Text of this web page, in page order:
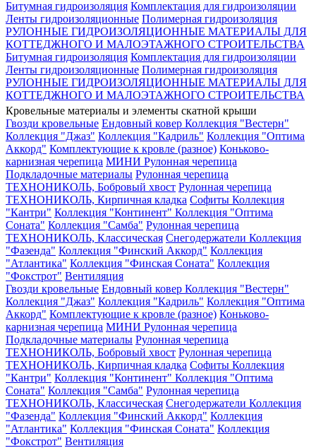
Битумная гидроизоляция Комплектация для гидроизоляции
Ленты гидроизоляционные Полимерная гидроизоляция
РУЛОННЫЕ ГИДРОИЗОЛЯЦИОННЫЕ МАТЕРИАЛЫ ДЛЯ
КОТТЕДЖНОГО И МАЛОЭТАЖНОГО СТРОИТЕЛЬСТВА
Битумная гидроизоляция Комплектация для гидроизоляции
Ленты гидроизоляционные Полимерная гидроизоляция
РУЛОННЫЕ ГИДРОИЗОЛЯЦИОННЫЕ МАТЕРИАЛЫ ДЛЯ
КОТТЕДЖНОГО И МАЛОЭТАЖНОГО СТРОИТЕЛЬСТВА
Кровельные материалы и элементы скатной крыши
Гвозди кровельные Ендовный ковер Коллекция "Вестерн"
Коллекция "Джаз" Коллекция "Кадриль" Коллекция "Оптима
Аккорд" Комплектующие к кровле (разное) Коньково-
карнизная черепица МИНИ Рулонная черепица
Подкладочные материалы Рулонная черепица
ТЕХНОНИКОЛЬ, Бобровый хвост Рулонная черепица
ТЕХНОНИКОЛЬ, Кирпичная кладка Софиты Коллекция
"Кантри" Коллекция "Континент" Коллекция "Оптима
Соната" Коллекция "Самба" Рулонная черепица
ТЕХНОНИКОЛЬ, Классическая Снегодержатели Коллекция
"Фазенда" Коллекция "Финский Аккорд" Коллекция
"Атлантика" Коллекция "Финская Соната" Коллекция
"Фокстрот" Вентиляция
Гвозди кровельные Ендовный ковер Коллекция "Вестерн"
Коллекция "Джаз" Коллекция "Кадриль" Коллекция "Оптима
Аккорд" Комплектующие к кровле (разное) Коньково-
карнизная черепица МИНИ Рулонная черепица
Подкладочные материалы Рулонная черепица
ТЕХНОНИКОЛЬ, Бобровый хвост Рулонная черепица
ТЕХНОНИКОЛЬ, Кирпичная кладка Софиты Коллекция
"Кантри" Коллекция "Континент" Коллекция "Оптима
Соната" Коллекция "Самба" Рулонная черепица
ТЕХНОНИКОЛЬ, Классическая Снегодержатели Коллекция
"Фазенда" Коллекция "Финский Аккорд" Коллекция
"Атлантика" Коллекция "Финская Соната" Коллекция
"Фокстрот" Вентиляция